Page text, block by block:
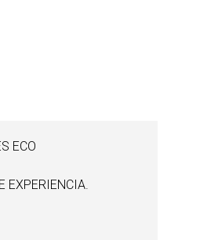
ECO
EXPERIENCIA.